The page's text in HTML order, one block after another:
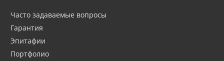
Часто задаваемые вопросы
Гарантия
Эпитафии
Портфолио